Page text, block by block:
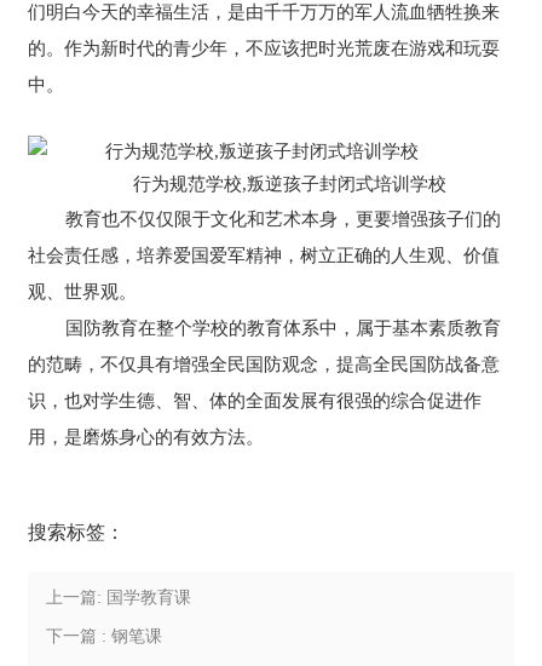
们明白今天的幸福生活，是由千千万万的军人流血牺牲换来
的。作为新时代的青少年，不应该把时光荒废在游戏和玩耍
中。
行为规范学校,叛逆孩子封闭式培训学校
教育也不仅仅限于文化和艺术本身，更要增强孩子们的
社会责任感，培养爱国爱军精神，树立正确的人生观、价值
观、世界观。
国防教育在整个学校的教育体系中，属于基本素质教育
的范畴，不仅具有增强全民国防观念，提高全民国防战备意
识，也对学生德、智、体的全面发展有很强的综合促进作
用，是磨炼身心的有效方法。
搜索标签：
上一篇: 国学教育课
下一篇 : 钢笔课